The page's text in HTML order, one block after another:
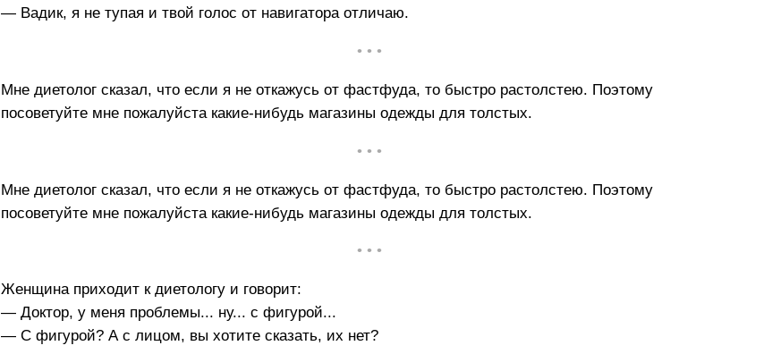
— Вадик, я не тупая и твой голос от навигатора отличаю.
• • •
Мне диетолог сказал, что если я не откажусь от фастфуда, то быстро растолстею. Поэтому
посоветуйте мне пожалуйста какие-нибудь магазины одежды для толстых.
• • •
Мне диетолог сказал, что если я не откажусь от фастфуда, то быстро растолстею. Поэтому
посоветуйте мне пожалуйста какие-нибудь магазины одежды для толстых.
• • •
Женщина приходит к диетологу и говорит:
— Доктор, у меня проблемы... ну... с фигурой...
— С фигурой? А с лицом, вы хотите сказать, их нет?